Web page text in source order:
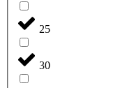
25
30